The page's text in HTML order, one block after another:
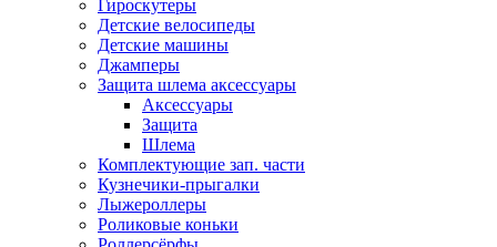
Гироскутеры
Детские велосипеды
Детские машины
Джамперы
Защита шлема аксессуары
Аксессуары
Защита
Шлема
Комплектующие зап. части
Кузнечики-прыгалки
Лыжероллеры
Роликовые коньки